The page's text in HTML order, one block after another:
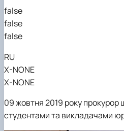
false
false
false
RU
X-NONE
X-NONE
09жовтня 2019 рокупрокурор
студентами та викладачами